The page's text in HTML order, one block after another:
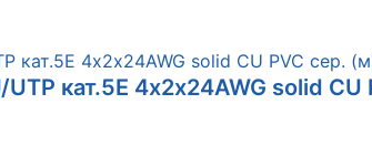
UTP кат.5E 4х2х24AWG solid